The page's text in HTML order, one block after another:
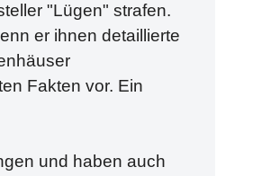
"Lügen" strafen.
er ihnen detaillierte
Fakten vor. Ein
und haben auch